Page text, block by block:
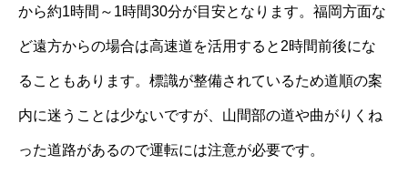
から約1時間～1時間30分が目安となります。福岡方面な
ど遠方からの場合は高速道を活用すると2時間前後にな
ることもあります。標識が整備されているため道順の案
内に迷うことは少ないですが、山間部の道や曲がりくね
った道路があるので運転には注意が必要です。